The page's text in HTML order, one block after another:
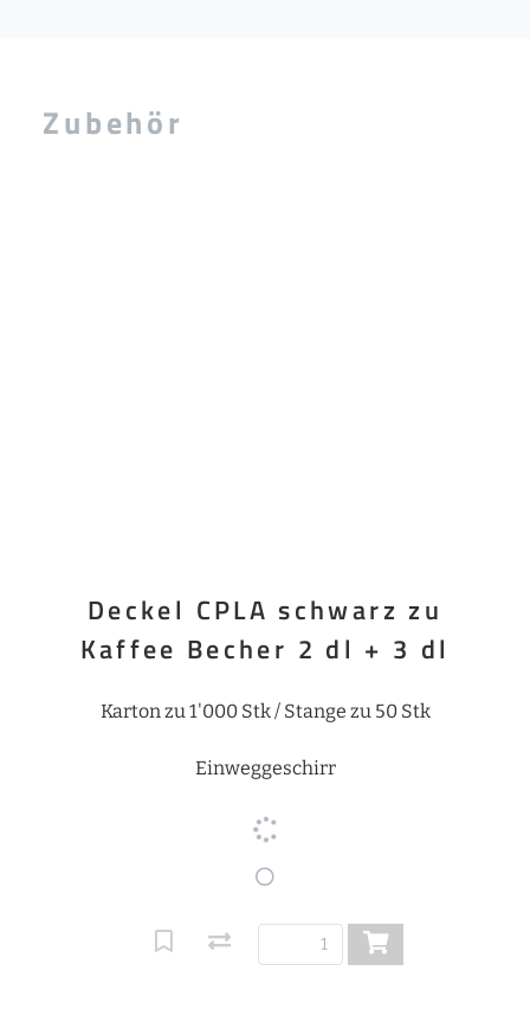
Zubehör
Deckel CPLA schwarz zu
Kaffee Becher 2 dl + 3 dl
Karton zu 1'000 Stk / Stange zu 50 Stk
Einweggeschirr